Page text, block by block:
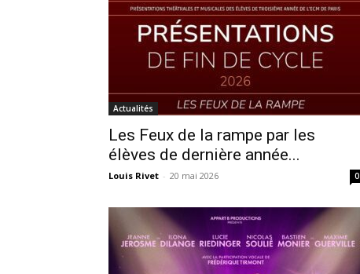
Actualités
Les Feux de la rampe par les
élèves de dernière année...
Louis Rivet - 20 mai 2026 0